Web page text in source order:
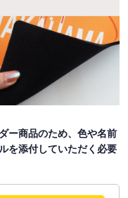
ー商品のため、色や名前
を添付していただく必要